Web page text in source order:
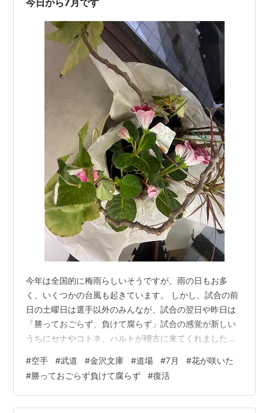
今日から7月です
今年は全国的に梅雨らしいそうですが、雨の日もお多
く、いくつかの台風も起きています。 しかし、試合の前
日の土曜日は選手以外のみんなが、試合の翌日や昨日は
「勝っておごらず、負けて腐らず」試合の感覚が新しい
うちにセナやコトネ、ハルトが稽古に来てくれました。
をつけながら稽古にいらしてください。 7月の予定は健
康チェックシートか新ブログをご確認ください。 今週土
曜日の午前の稽古では審査の項目は稽古しません。審査
を受審される方はその前に必ず稽古に来てください。 稽
#空手 #武道 #金沢文庫 #道場 #7月 #花が咲いた
#勝っておごらず負けて腐らず #復活